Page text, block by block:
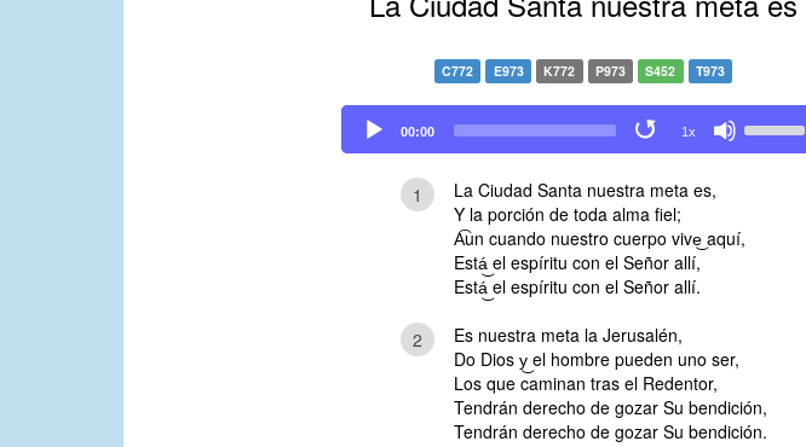
C772 E973 K772 P973 S452 T973
Audio
Player
00:00 1x
Up/Down
increase
1
La Ciudad Santa nuestra meta es,
Y la porción de toda alma fiel;
A͡un cuando nuestro cuerpo vive͜ aquí,
Está͜ el espíritu con el Señor allí,
Está͜ el espíritu con el Señor allí.
2
Es nuestra meta la Jerusalén,
Do Dios y͜ el hombre pueden uno ser,
Los que caminan tras el Redentor,
Tendrán derecho de gozar Su bendición,
Tendrán derecho de gozar Su bendición.